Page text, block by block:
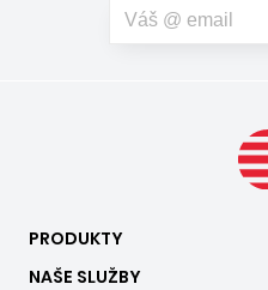
PRODUKTY
NAŠE SLUŽBY